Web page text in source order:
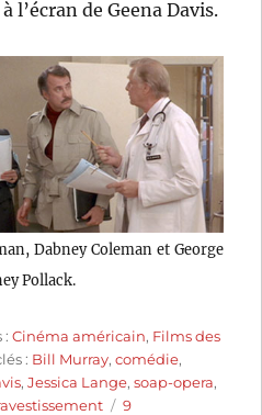
l’écran de Geena Davis.
Dabney Coleman et George
Pollack.
:Cinéma américain, Films des
: Bill Murray,comédie,
,Jessica Lange,soap-opera,
9